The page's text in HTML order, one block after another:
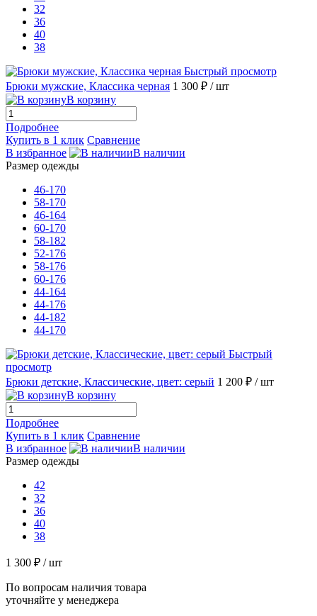
32
36
40
38
Быстрый просмотр
Брюки мужские, Классика черная 1 300 ₽ / шт
В корзину
Подробнее
Купить в 1 клик Сравнение
В избранное
В наличии
Размер одежды
46-170
58-170
46-164
60-170
58-182
52-176
58-176
60-176
44-164
44-176
44-182
44-170
Быстрый
просмотр
Брюки детские, Классические, цвет: серый 1 200 ₽ / шт
В корзину
Подробнее
Купить в 1 клик Сравнение
В избранное
В наличии
Размер одежды
42
32
36
40
38
1 300 ₽ / шт
По вопросам наличия товара
уточняйте у менеджера